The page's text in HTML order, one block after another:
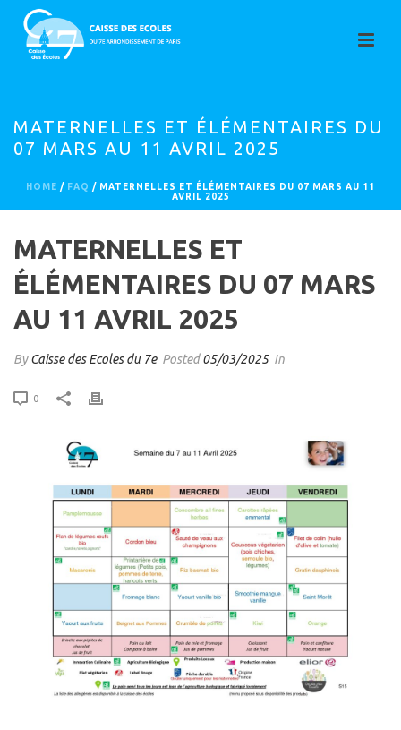
MATERNELLES ET ÉLÉMENTAIRES DU
07 MARS AU 11 AVRIL 2025
HOME / FAQ / MATERNELLES ET ÉLÉMENTAIRES DU 07 MARS AU 11
AVRIL 2025
MATERNELLES ET
ÉLÉMENTAIRES DU 07 MARS
AU 11 AVRIL 2025
ByCaisse des Ecoles du 7e Posted05/03/2025 In
0